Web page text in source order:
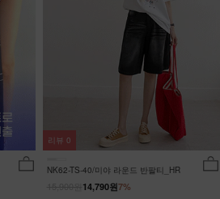
NK62-TS-40/미야 라운드 반팔티_HR
7%
14,790원
리뷰 0